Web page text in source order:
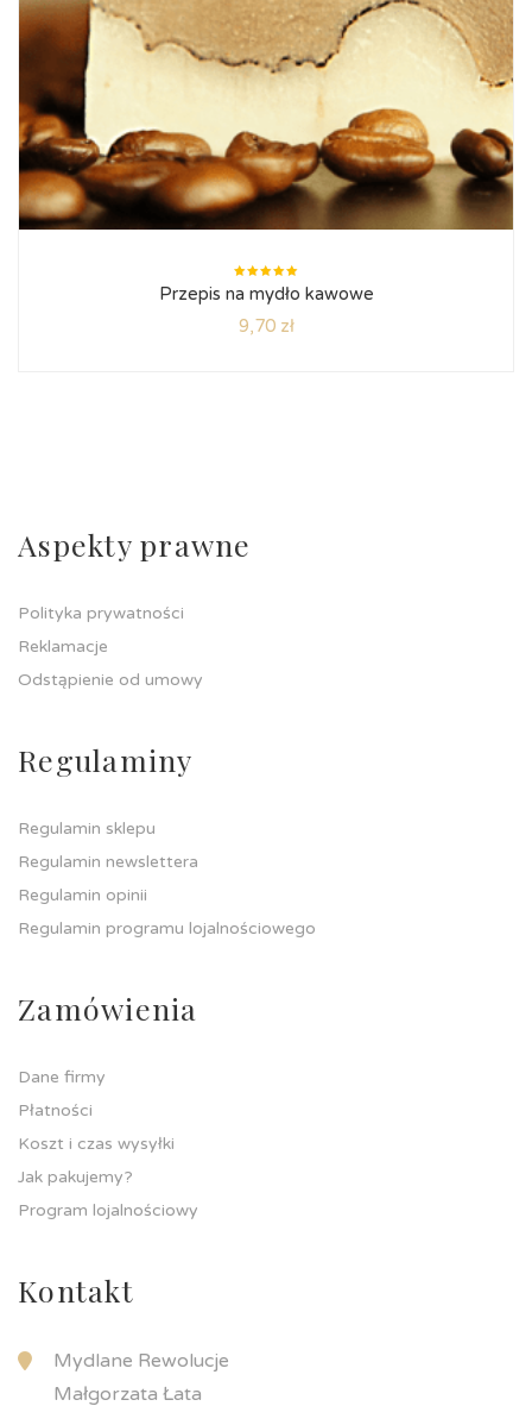
Oceniono
5.00na
5
Przepis na mydło kawowe
9,70 zł
Aspekty prawne
Polityka prywatności
Reklamacje
Odstąpienie od umowy
Regulaminy
Regulamin sklepu
Regulamin newslettera
Regulamin opinii
Regulamin programu lojalnościowego
Zamówienia
Dane firmy
Płatności
Koszt i czas wysyłki
Jak pakujemy?
Program lojalnościowy
Kontakt
Mydlane Rewolucje
Małgorzata Łata